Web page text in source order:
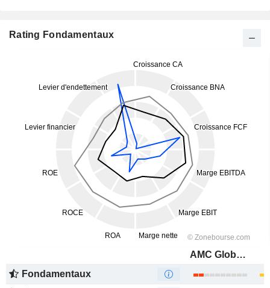
Rating Fondamentaux
AMC Global Media Inc.
Fondamentaux